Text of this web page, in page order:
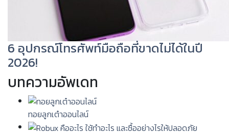
6 อุปกรณ์โทรศัพท์มือถือที่ขาดไม่ได้ในปี
2026!
บทความอัพเดท
ทอยลูกเต๋าออนไลน์